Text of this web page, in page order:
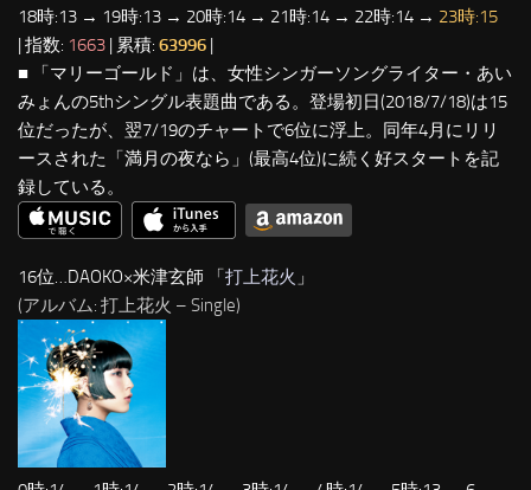
18時:13 → 19時:13 → 20時:14 → 21時:14 → 22時:14 → 23時:15
| 指数: 1663 | 累積: 63996 |
■ 「マリーゴールド」は、女性シンガーソングライター・あい
みょんの5thシングル表題曲である。登場初日(2018/7/18)は15
位だったが、翌7/19のチャートで6位に浮上。同年4月にリリ
ースされた「満月の夜なら」(最高4位)に続く好スタートを記
録している。
16位…DAOKO×米津玄師 「打上花火 」
(アルバム: 打上花火 – Single)